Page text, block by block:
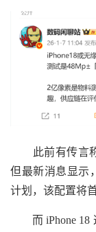
此前有传言称
但最新消息显示
计划，该配置将
而 iPhone 18